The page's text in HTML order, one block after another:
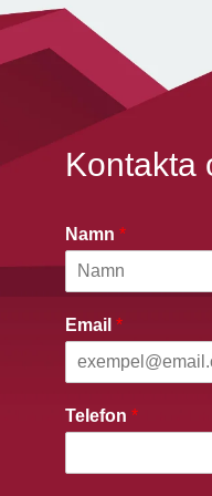
Kontakta
Namn*
Email*
Telefon*